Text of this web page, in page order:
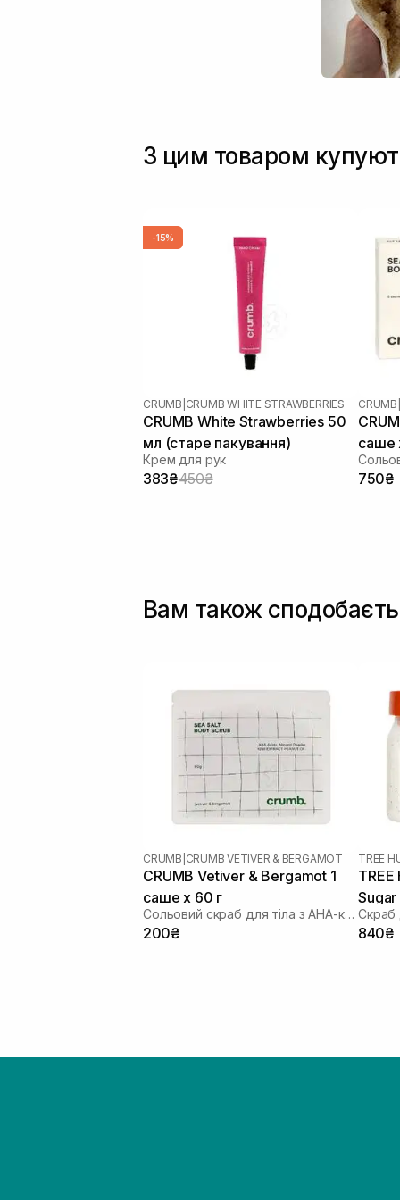
цей скраб
не
брати
З цим товаром
-15%
CRUMB CRUMB WHITE STRAWBERRIES
CRUMB White Strawberries 50
мл (старе пакування)
Крем для рук
383₴450₴
CRUMB
саше
750₴
Вам також
CRUMB CRUMB VETIVER & BERGAMOT
CRUMB Vetiver & Bergamot 1
саше х 60 г
Сольовий скраб для тіла з AHA-кислотами
200₴
TREE
Sugar
840₴